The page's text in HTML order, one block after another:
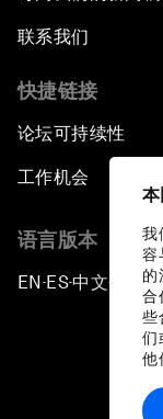
我
容
的
合
些
们
他
联系我们
快捷链接
论坛可持续性
工作机会
语言版本
EN ▪ ES▪中文▪ 日本